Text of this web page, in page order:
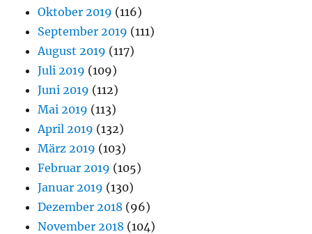
Oktober 2019 (116)
September 2019 (111)
August 2019 (117)
Juli 2019 (109)
Juni 2019 (112)
Mai 2019 (113)
April 2019 (132)
März 2019 (103)
Februar 2019 (105)
Januar 2019 (130)
Dezember 2018 (96)
November 2018 (104)